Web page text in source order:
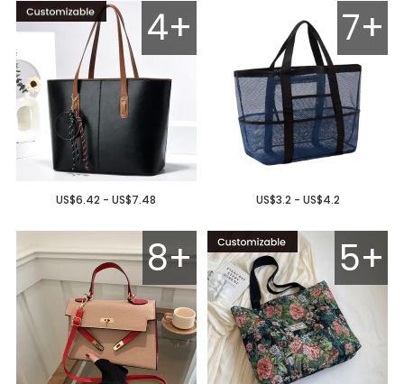
4+
US$6.42 - US$7.48
7+
US$3.2 - US$4.2
8+ 5+